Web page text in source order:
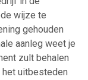
wijze te
gehouden
aanleg weet je
zult behalen
uitbesteden